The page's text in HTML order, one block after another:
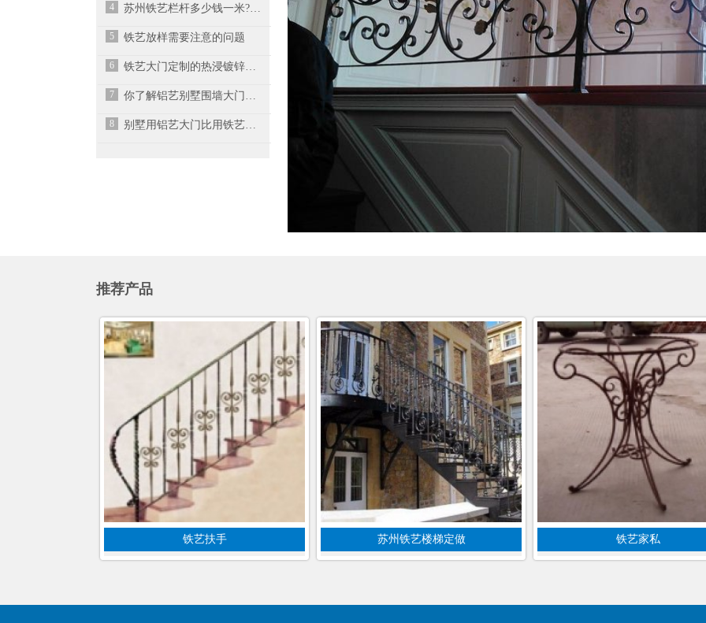
4 苏州铁艺栏杆多少钱一米?铁艺栏杆的种类有哪些?
5 铁艺放样需要注意的问题
6 铁艺大门定制的热浸镀锌工艺
7 你了解铝艺别墅围墙大门的挑选指南是怎样的吗？
8 别墅用铝艺大门比用铁艺大门好的原因在哪？
推荐产品
铁艺扶手 苏州铁艺楼梯定做 铁艺家私